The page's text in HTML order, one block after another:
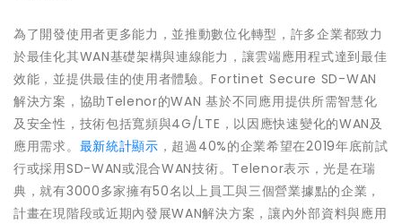
為了開發使用者更多能力，並推動數位化轉型，許多企業都致力
於最佳化其WAN基礎架構與連線能力，讓雲端應用程式達到最佳
效能，並提供最佳的使用者體驗。Fortinet Secure SD-WAN
解決方案，協助Telenor的WAN 基於不同應用提供所需智慧化
及安全性，技術包括寬頻與4G/LTE，以因應快速變化的WAN及
應用需求。 最新統計顯示 ，超過40%的企業希望在2019年底前試
行或採用SD-WAN或混合WAN技術。Telenor表示，光是在瑞
典，就有3000多家擁有50名以上員工與三個營業據點的企業，
計畫在現階段或近期內發展WAN解決方案，讓內外部資料與應用